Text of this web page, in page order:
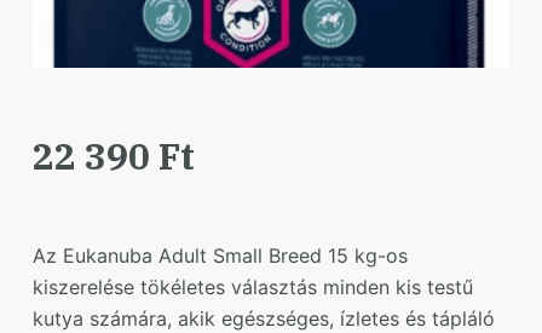
22 390 Ft
Az Eukanuba Adult Small Breed 15 kg-os
kiszerelése tökéletes választás minden kis testű
kutya számára, akik egészséges, ízletes és tápláló